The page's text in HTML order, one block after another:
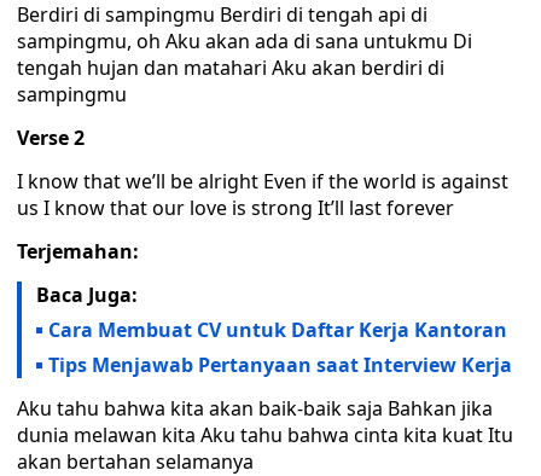
Berdiri di sampingmu Berdiri di tengah api di
sampingmu, oh Aku akan ada di sana untukmu Di
tengah hujan dan matahari Aku akan berdiri di
sampingmu
Verse 2
I know that we’ll be alright Even if the world is against
us I know that our love is strong It’ll last forever
Terjemahan:
Baca Juga:
Cara Membuat CV untuk Daftar Kerja Kantoran
Tips Menjawab Pertanyaan saat Interview Kerja
Aku tahu bahwa kita akan baik-baik saja Bahkan jika
dunia melawan kita Aku tahu bahwa cinta kita kuat Itu
akan bertahan selamanya